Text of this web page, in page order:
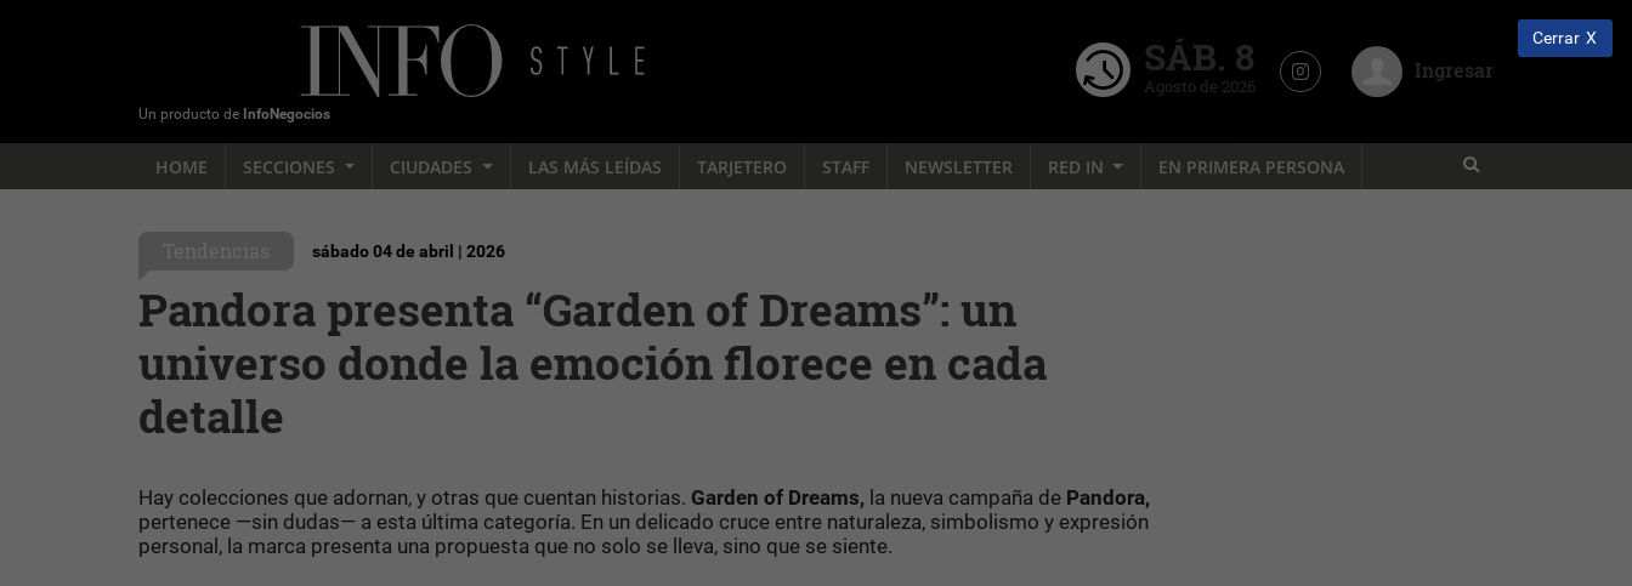
Un producto de InfoNegocios
SÁB. 8
Agosto de 2026
Ingresar
HOME SECCIONES CIUDADES LAS MÁS LEÍDAS TARJETERO STAFF NEWSLETTER RED IN EN PRIMERA PERSONA
sábado 04 de abril | 2026
Pandora presenta “Garden of Dreams”: un
universo donde la emoción florece en cada
detalle
Hay colecciones que adornan, y otras que cuentan historias. Garden of Dreams, la nueva campaña de Pandora,
pertenece —sin dudas— a esta última categoría. En un delicado cruce entre naturaleza, simbolismo y expresión
personal, la marca presenta una propuesta que no solo se lleva, sino que se siente.
Cerrar